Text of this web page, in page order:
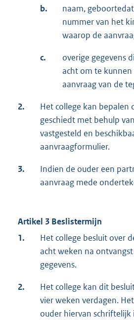
b.
naam,
nummer van het
waarop de
c.
overige gegevens
acht om te
aanvraag van de
2.
Het college kan bepalen
geschiedt met behulp
vastgesteld en
aanvraagformulier.
3.
Indien de ouder een
aanvraag mede
Artikel 3 Beslistermijn
1.
Het college besluit over
acht weken na
gegevens.
2.
Het college kan dit
vier weken verdagen.
ouder hiervan schriftelijk